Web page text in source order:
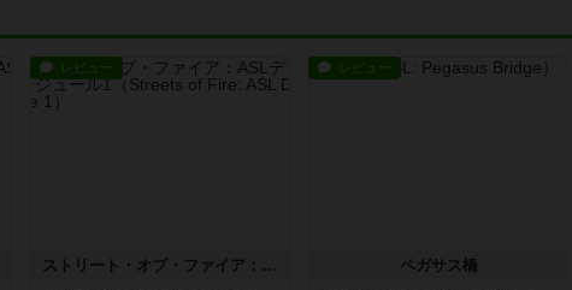
レビュー
ストリート・オブ・ファイア：ASLデラックスモジュール1
レビュー
ペガサス橋